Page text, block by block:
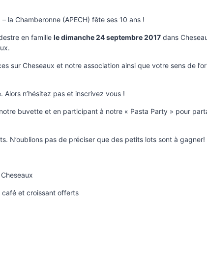
la Chamberonne (APECH) fête ses 10 ans !
en famille le dimanche 24 septembre 2017 dans
sur Cheseaux et notre association ainsi que votre sens de
n’hésitez pas et inscrivez vous !
buvette et en participant à notre « Pasta Party » pour
N’oublions pas de préciser que des petits lots sont à gagner!
et croissant offerts